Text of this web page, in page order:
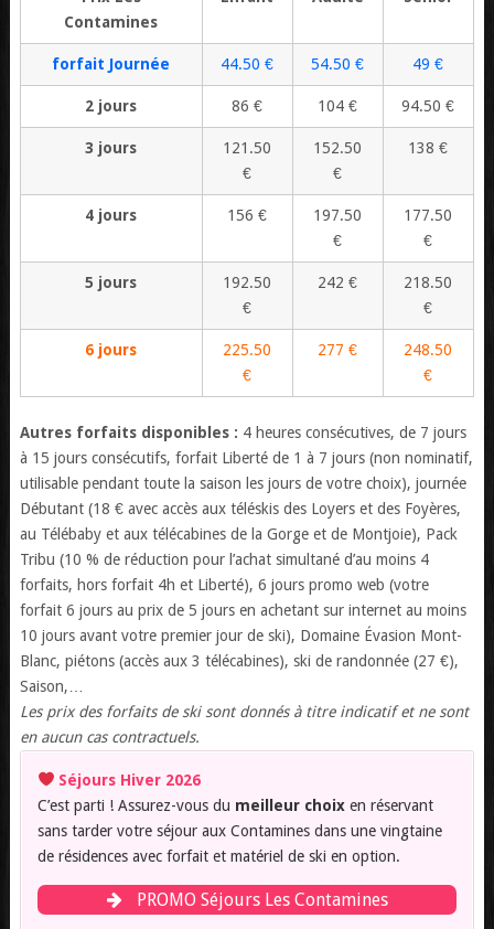
Contamines
forfait Journée 44.50 € 54.50 € 49 €
2 jours 86 € 104 € 94.50 €
3 jours
121.50
€
152.50
€
138 €
4 jours 156 €
197.50
€
177.50
€
5 jours
192.50
€
242 €
218.50
€
6 jours
225.50
€
277 €
248.50
€
Autres forfaits disponibles : 4 heures consécutives, de 7 jours
à 15 jours consécutifs, forfait Liberté de 1 à 7 jours (non nominatif,
utilisable pendant toute la saison les jours de votre choix), journée
Débutant (18 € avec accès aux téléskis des Loyers et des Foyères,
au Télébaby et aux télécabines de la Gorge et de Montjoie), Pack
Tribu (10 % de réduction pour l’achat simultané d’au moins 4
forfaits, hors forfait 4h et Liberté), 6 jours promo web (votre
forfait 6 jours au prix de 5 jours en achetant sur internet au moins
10 jours avant votre premier jour de ski), Domaine Évasion Mont-
Blanc, piétons (accès aux 3 télécabines), ski de randonnée (27 €),
Saison,…
Les prix des forfaits de ski sont donnés à titre indicatif et ne sont
en aucun cas contractuels.
Séjours Hiver 2026
C’est parti ! Assurez-vous du meilleur choixen réservant
sans tarder votre séjour aux Contamines dans une vingtaine
de résidences avec forfait et matériel de ski en option.
PROMO Séjours Les Contamines